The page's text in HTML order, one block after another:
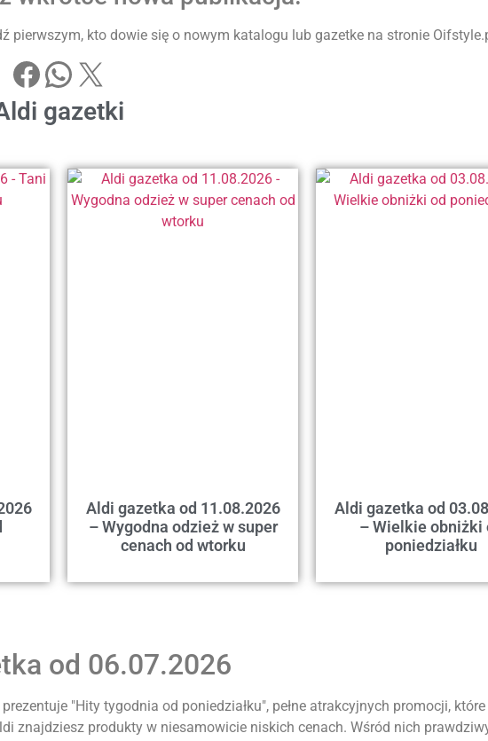
pierwszym, kto dowie się o nowym katalogu lub gazetke na stronie
gazetki
Aldi gazetka od 11.08.2026
– Wygodna odzież w super
cenach od wtorku
Aldi gazetka od
– Wielkie obniżki
poniedziałku
od 06.07.2026
prezentuje "Hity tygodnia od poniedziałku", pełne atrakcyjnych promocji,
znajdziesz produkty w niesamowicie niskich cenach. Wśród nich